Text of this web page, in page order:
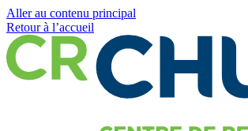
Aller au contenu principal
Retour à l’accueil